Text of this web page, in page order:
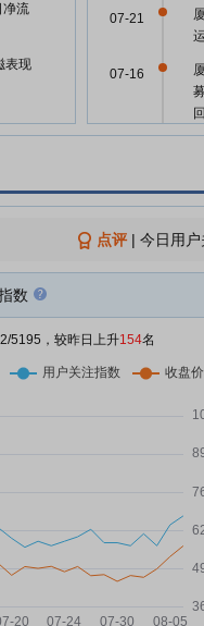
净流
表现
元，
力
门钨
07-21
07-16
07-09
06-27
点评| 今日用
数
/5195，较昨日上升154名